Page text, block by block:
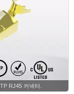
RJ45 커넥터.